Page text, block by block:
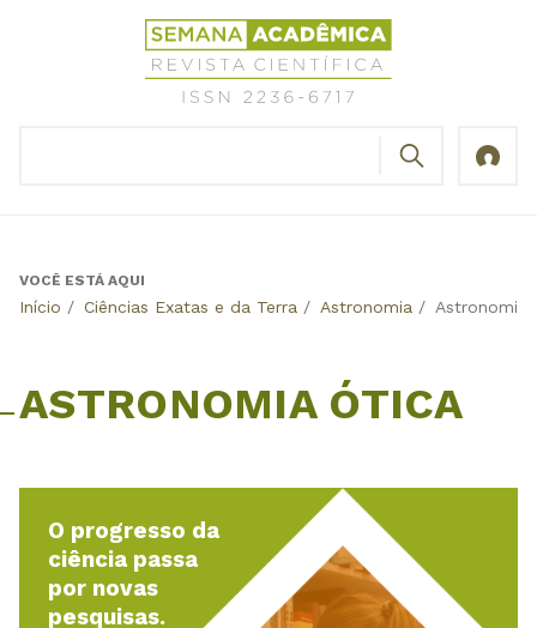
Revista
Científica
Semana
Back
VOCÊ ESTÁ AQUI
Início / Ciências Exatas e da Terra / Astronomia / Astronomia
ASTRONOMIA ÓTICA
O progresso da
ciência passa
por novas
pesquisas.